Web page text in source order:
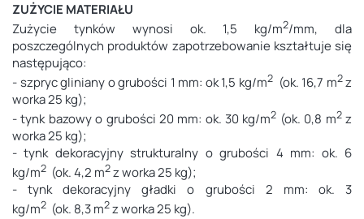
ZUŻYCIE MATERIAŁU
Zużycie tynków wynosi ok. 1,5 kg/m2/mm, dla
poszczególnych produktów zapotrzebowanie kształtuje się
następująco:
- szpryc gliniany o grubości 1 mm: ok 1,5 kg/m2(ok. 16,7 m2z
worka 25 kg);
- tynk bazowy o grubości 20 mm: ok. 30 kg/m2 (ok. 0,8 m2z
worka 25 kg);
- tynk dekoracyjny strukturalny o grubości 4 mm: ok. 6
kg/m2 (ok. 4,2 m2z worka 25 kg);
- tynk dekoracyjny gładki o grubości 2 mm: ok. 3
kg/m2 (ok. 8,3 m2z worka 25 kg).